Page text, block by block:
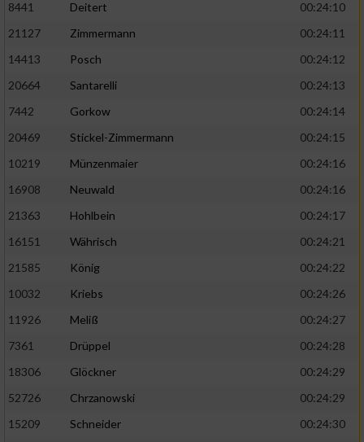
8441 Deitert
00:24:10
21127
Zimmermann
00:24:11
14413
Posch
00:24:12
20664
Santarelli
00:24:13
7442
Gorkow
00:24:14
20469
Stickel-Zimmermann
00:24:15
10219
Münzenmaier
00:24:16
16908
Neuwald
00:24:16
21363
Hohlbein
00:24:17
16151
Währisch
00:24:21
21585
König
00:24:22
10032
Kriebs
00:24:26
11926
Meliß
00:24:27
7361
Drüppel
00:24:28
18306
Glöckner
00:24:29
52726
Chrzanowski
00:24:29
15209
Schneider
00:24:30